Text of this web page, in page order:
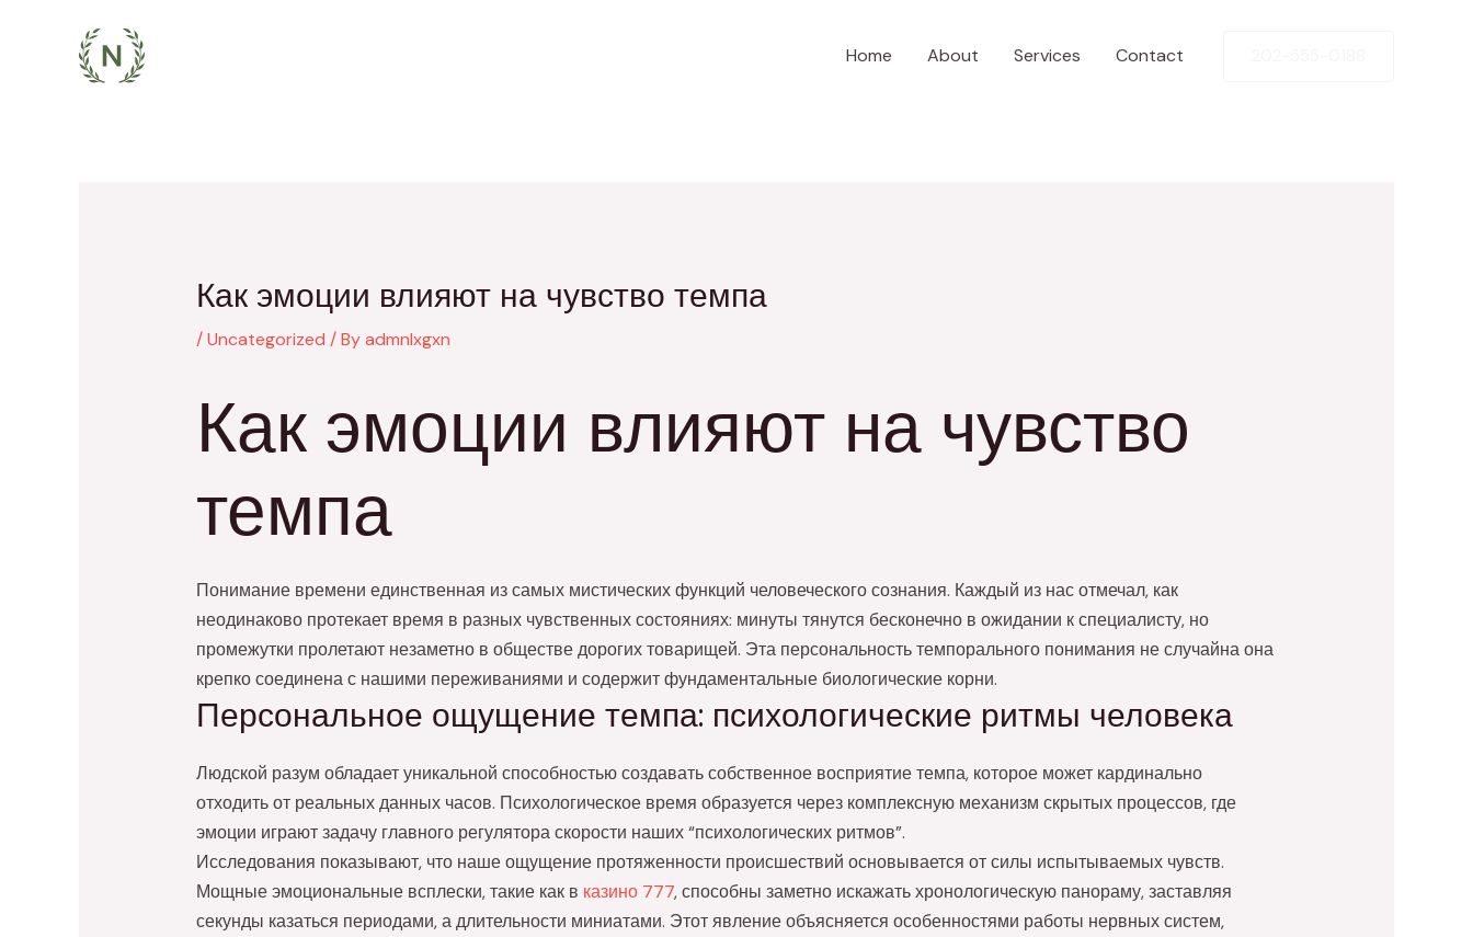
Home About Services Contact
Как эмоции влияют на чувство темпа
/Uncategorized / Byadmnlxgxn
Как эмоции влияют на чувство
темпа
Понимание времени единственная из самых мистических функций человеческого сознания. Каждый из нас отмечал, как
неодинаково протекает время в разных чувственных состояниях: минуты тянутся бесконечно в ожидании к специалисту, но
промежутки пролетают незаметно в обществе дорогих товарищей. Эта персональность темпорального понимания не случайна она
крепко соединена с нашими переживаниями и содержит фундаментальные биологические корни.
Персональное ощущение темпа: психологические ритмы человека
Людской разум обладает уникальной способностью создавать собственное восприятие темпа, которое может кардинально
отходить от реальных данных часов. Психологическое время образуется через комплексную механизм скрытых процессов, где
эмоции играют задачу главного регулятора скорости наших “психологических ритмов”.
Исследования показывают, что наше ощущение протяженности происшествий основывается от силы испытываемых чувств.
Мощные эмоциональные всплески, такие как в казино 777, способны заметно искажать хронологическую панораму, заставляя
секунды казаться периодами, а длительности миниатами. Этот явление объясняется особенностями работы нервных систем,